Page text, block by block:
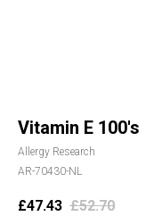
Vitamin E 100's
Allergy Research
AR-70430-NL
£47.43 £52.70